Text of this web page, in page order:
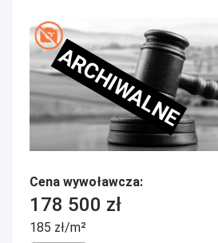
ARCHIWALNE
Cena wywoławcza:
178 500 zł
185 zł/m²